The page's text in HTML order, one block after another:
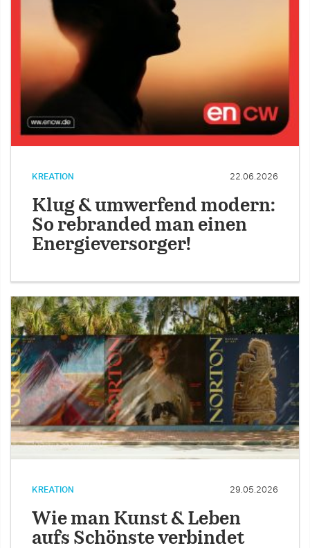
KREATION 22.06.2026
Klug & umwerfend modern:
So rebranded man einen
Energieversorger!
KREATION 29.05.2026
Wie man Kunst & Leben
aufs Schönste verbindet